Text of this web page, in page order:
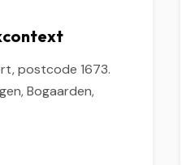
postcode 1673.
Bogaarden,